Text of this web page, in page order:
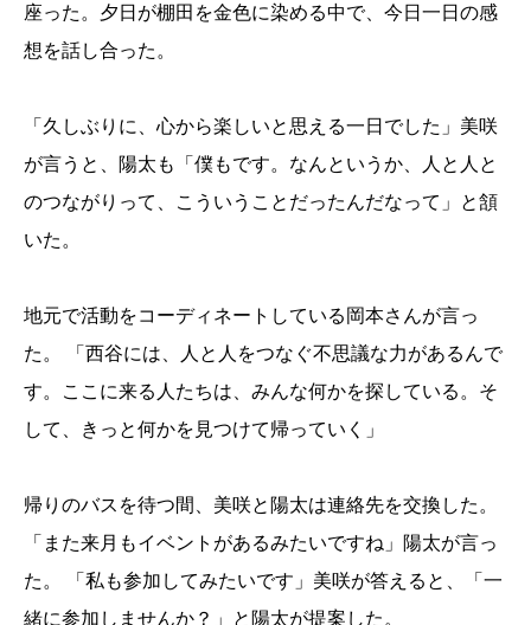
座った。夕日が棚田を金色に染める中で、今日一日の感
想を話し合った。
「久しぶりに、心から楽しいと思える一日でした」美咲
が言うと、陽太も「僕もです。なんというか、人と人と
のつながりって、こういうことだったんだなって」と頷
いた。
地元で活動をコーディネートしている岡本さんが言っ
た。 「西谷には、人と人をつなぐ不思議な力があるんで
す。ここに来る人たちは、みんな何かを探している。そ
して、きっと何かを見つけて帰っていく」
帰りのバスを待つ間、美咲と陽太は連絡先を交換した。
「また来月もイベントがあるみたいですね」陽太が言っ
た。 「私も参加してみたいです」美咲が答えると、「一
緒に参加しませんか？」と陽太が提案した。